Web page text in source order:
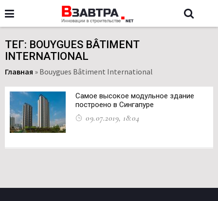
ТЕГ: BOUYGUES BÂTIMENT
INTERNATIONAL
Главная » Bouygues Bâtiment International
Самое высокое модульное здание
построено в Сингапуре
09.07.2019, 18:04